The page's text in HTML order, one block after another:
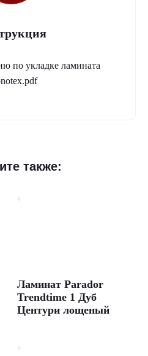
по укладке ламината
также:
Ламинат Parador
Trendtime 1 Дуб
Центури лощеный